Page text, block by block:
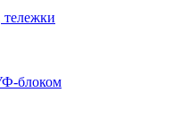
блоком